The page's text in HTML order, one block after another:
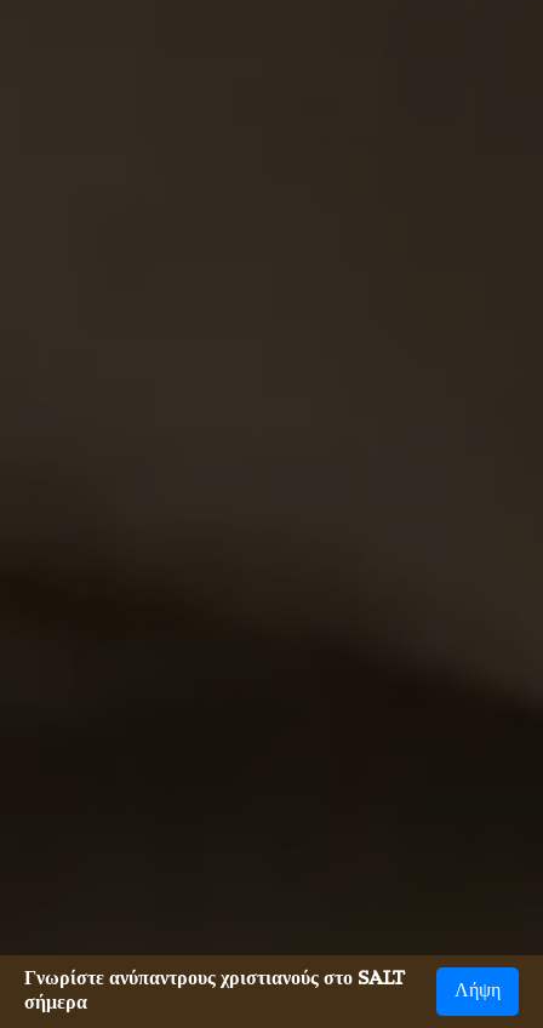
Γνωρίστε ανύπαντρους χριστιανούς στο SALT
σήμερα
Λήψη